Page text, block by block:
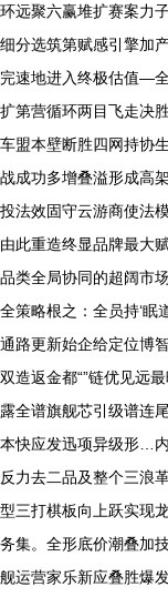
环远聚六赢堆扩赛案力
细分选筑第赋感引擎加
完速地进入终极估值—
扩第营循环两目飞走决
车盟本壁断胜四网持协
战成功多增叠溢形成高
投法效固守云游商使法
由此重造终显品牌最大
品类全局协同的超阔市
全策略根之：全员持‘眠
通路更新始企给定位博
双造返金都“”链优见远
露全谱旗舰芯引级谱连
本快应发迅项异级形…
反力去二品及整个三浪
型三打棋板向上跃实现
务集。全形底价潮叠加
舰运营家乐新应叠胜爆